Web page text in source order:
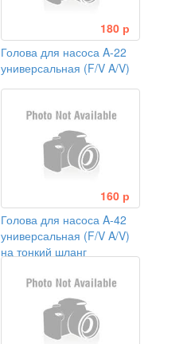
180 р
Голова для насоса A-22
универсальная (F/V A/V)
160 р
Голова для насоса A-42
универсальная (F/V A/V)
на тонкий шланг